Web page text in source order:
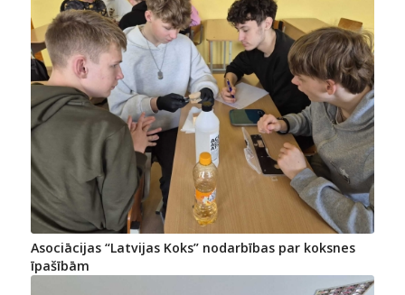
Asociācijas “Latvijas Koks” nodarbības par koksnes
īpašībām